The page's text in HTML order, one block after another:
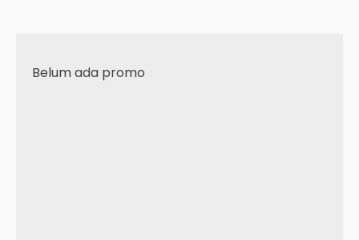
Belum ada promo